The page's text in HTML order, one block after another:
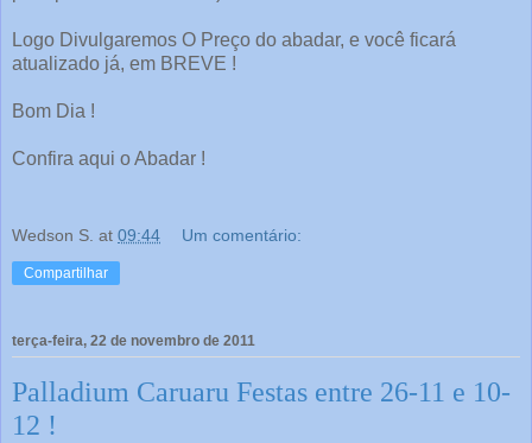
Logo Divulgaremos O Preço do abadar, e você ficará
atualizado já, em BREVE !
Bom Dia !
Confira aqui o Abadar !
Wedson S. at 09:44 Um comentário:
Compartilhar
terça-feira, 22 de novembro de 2011
Palladium Caruaru Festas entre 26-11 e 10-
12 !